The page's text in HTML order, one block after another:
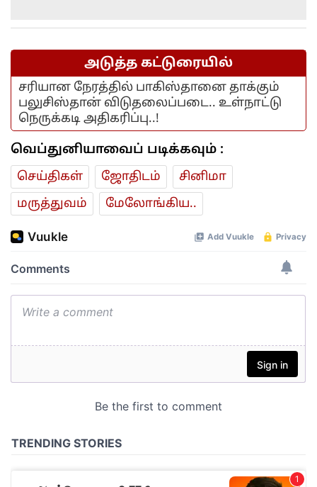
அடுத்த கட்டுரையில்
சரியான நேரத்தில் பாகிஸ்தானை தாக்கும்
பலுசிஸ்தான் விடுதலைப்படை.. உள்நாட்டு
நெருக்கடி அதிகரிப்பு..!
வெப்துனியாவைப் படிக்கவும் :
செய்திகள் ஜோ‌திட‌ம்
சினிமா
மரு‌த்துவ‌ம்
மேலோங்கிய..